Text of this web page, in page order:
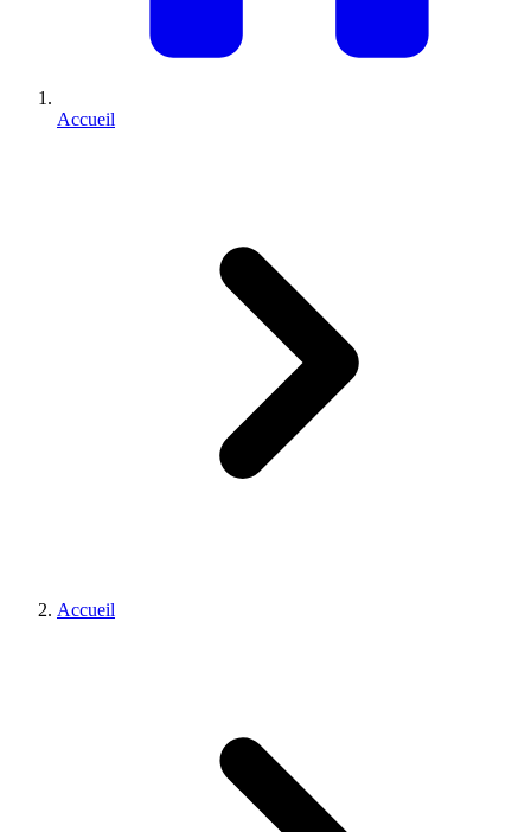
Accueil
Accueil